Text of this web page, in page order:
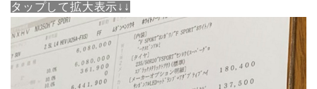
タップして拡大表示↓↓